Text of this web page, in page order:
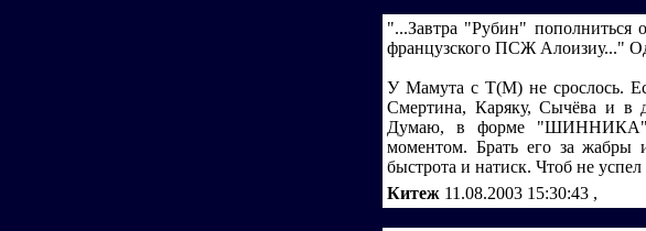
"...Завтра "Рубин" пополниться
французского ПСЖ Алоизиу..."
У Мамута с Т(М) не срослось.
Смертина, Каряку, Сычёва и в
Думаю, в форме "ШИННИКА"
моментом. Брать его за жабры
быстрота и натиск. Чтоб не
Китеж 11.08.2003 15:30:43 ,